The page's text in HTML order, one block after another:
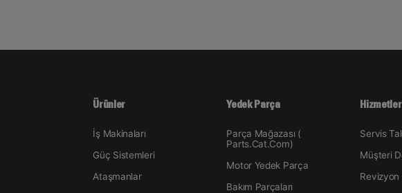
Ürünler
İş Makinaları
Güç Sistemleri
Ataşmanlar
Yedek Parça
Parça Mağazası (
Parts.Cat.Com)
Motor Yedek Parça
Bakım Parçaları
Hizmetler
Servis
Müşteri
Revizyon